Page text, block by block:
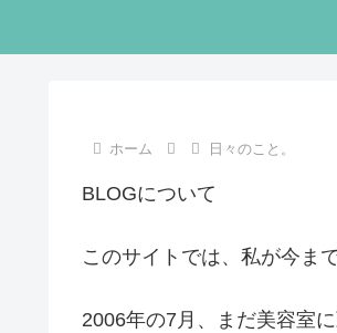
ホーム 日々のこと。
BLOGについて
このサイトでは、私が今ま
2006年の7月、まだ美容室